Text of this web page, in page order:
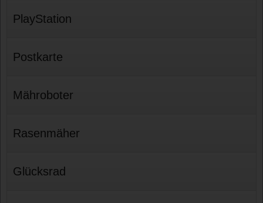
PlayStation
Postkarte
Mähroboter
Rasenmäher
Glücksrad